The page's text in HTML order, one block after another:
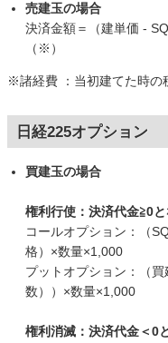
売建玉の場合
決済金額＝（建単価 -
（※）
※諸経費 ：当初建てた時の
日経225オプション
買建玉の場合
権利行使：決済代金≧0
コールオプション：（
格）×数量×1,000
プットオプション：（
数））×数量×1,000
権利消滅：決済代金＜0